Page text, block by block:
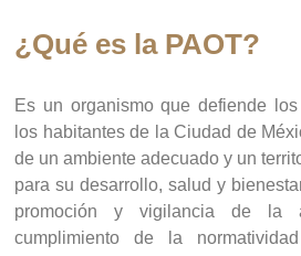
¿Qué es la PAOT?
Es un organismo que defiende
los habitantes de la Ciudad de
de un ambiente adecuado y un
para su desarrollo, salud y
promoción y vigilancia de la
cumplimiento de la